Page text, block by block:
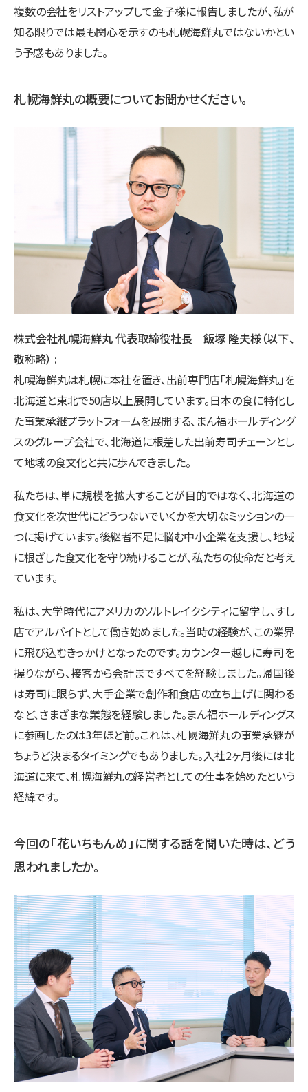
複数の会社をリストアップして金子様に報告しましたが、私が
知る限りでは最も関心を示すのも札幌海鮮丸ではないかとい
う予感もありました。
札幌海鮮丸の概要についてお聞かせください。
株式会社札幌海鮮丸 代表取締役社長 飯塚 隆夫様（以下、
敬称略）
札幌海鮮丸は札幌に本社を置き、出前専門店「札幌海鮮丸」を
北海道と東北で50店以上展開しています。日本の食に特化し
た事業承継プラットフォームを展開する、まん福ホールディング
スのグループ会社で、北海道に根差した出前寿司チェーンとし
て地域の食文化と共に歩んできました。
私たちは、単に規模を拡大することが目的ではなく、北海道の
食文化を次世代にどうつないでいくかを大切なミッションの一
つに掲げています。後継者不足に悩む中小企業を支援し、地域
に根ざした食文化を守り続けることが、私たちの使命だと考え
ています。
私は、大学時代にアメリカのソルトレイクシティに留学し、すし
店でアルバイトとして働き始めました。当時の経験が、この業界
に飛び込むきっかけとなったのです。カウンター越しに寿司を
握りながら、接客から会計まですべてを経験しました。帰国後
は寿司に限らず、大手企業で創作和食店の立ち上げに関わる
など、さまざまな業態を経験しました。まん福ホールディングス
に参画したのは3年ほど前。これは、札幌海鮮丸の事業承継が
ちょうど決まるタイミングでもありました。入社2ヶ月後には北
海道に来て、札幌海鮮丸の経営者としての仕事を始めたという
経緯です。
今回の「花いちもんめ」に関する話を聞いた時は、どう
思われましたか。